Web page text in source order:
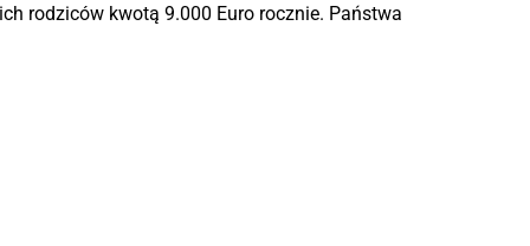
rodziców kwotą 9.000 Euro rocznie. Państwa